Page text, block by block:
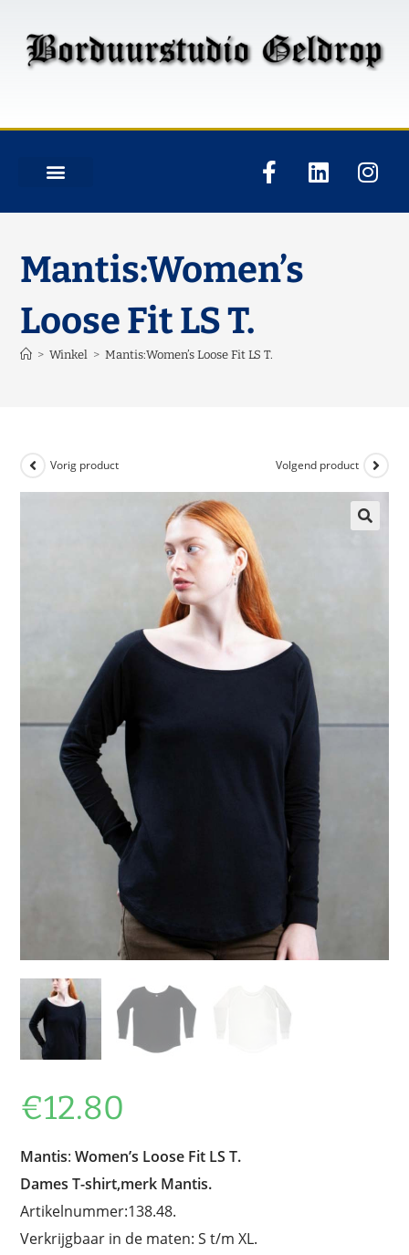
Mantis:Women’s
Loose Fit LS T.
> Winkel > Mantis:Women’s Loose Fit LS T.
Vorig product Volgend product
€12.80
Mantis:Women’s Loose Fit LS T.
Dames T-shirt,merk Mantis.
Artikelnummer:138.48.
Verkrijgbaar in de maten: S t/m XL.